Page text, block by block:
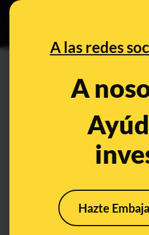
A las redes
A
Hazte
simulacro